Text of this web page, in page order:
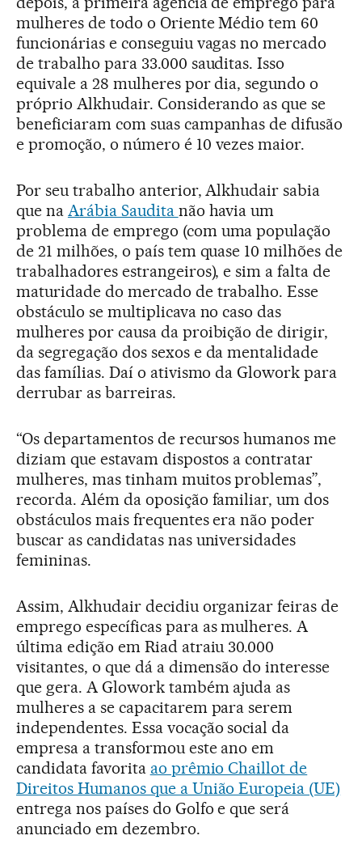
mulheres de todo o Oriente Médio tem 60
funcionárias e conseguiu vagas no mercado
de trabalho para 33.000 sauditas. Isso
equivale a 28 mulheres por dia, segundo o
próprio Alkhudair. Considerando as que se
beneficiaram com suas campanhas de difusão
e promoção, o número é 10 vezes maior.
Por seu trabalho anterior, Alkhudair sabia
que na Arábia Saudita não havia um
problema de emprego (com uma população
de 21 milhões, o país tem quase 10 milhões de
trabalhadores estrangeiros), e sim a falta de
maturidade do mercado de trabalho. Esse
obstáculo se multiplicava no caso das
mulheres por causa da proibição de dirigir,
da segregação dos sexos e da mentalidade
das famílias. Daí o ativismo da Glowork para
derrubar as barreiras.
“Os departamentos de recursos humanos me
diziam que estavam dispostos a contratar
mulheres, mas tinham muitos problemas”,
recorda. Além da oposição familiar, um dos
obstáculos mais frequentes era não poder
buscar as candidatas nas universidades
femininas.
Assim, Alkhudair decidiu organizar feiras de
emprego específicas para as mulheres. A
última edição em Riad atraiu 30.000
visitantes, o que dá a dimensão do interesse
que gera. A Glowork também ajuda as
mulheres a se capacitarem para serem
independentes. Essa vocação social da
empresa a transformou este ano em
candidata favorita ao prêmio Chaillot de
Direitos Humanos que a União Europeia (UE)
entrega nos países do Golfo e que será
anunciado em dezembro.